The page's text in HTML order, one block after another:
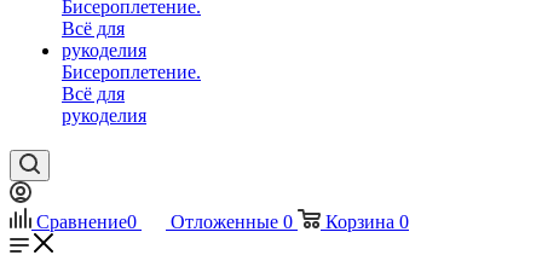
Бисероплетение.
Всё для
рукоделия
Сравнение0 Отложенные 0 Корзина 0